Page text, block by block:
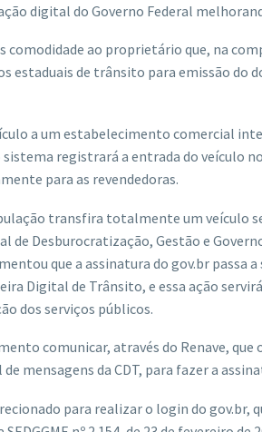
digital do Governo Federal
ao proprietário que, na
estaduais de trânsito para emissão do
a um estabelecimento comercial
sistema registrará a entrada do veículo
para as revendedoras.
transfira totalmente um veículo
de Desburocratização, Gestão e
que a assinatura do gov.br passa
Digital de Trânsito, e essa ação
dos serviços públicos.
comunicar, através do Renave, que
mensagens da CDT, para fazer a
para realizar o login do gov.br,